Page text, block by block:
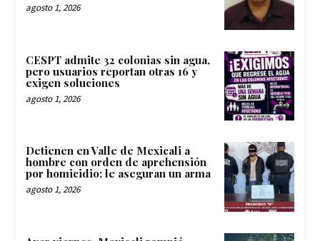
agosto 1, 2026
CESPT admite 32 colonias sin agua,
pero usuarios reportan otras 16 y
exigen soluciones
agosto 1, 2026
Detienen en Valle de Mexicali a
hombre con orden de aprehensión
por homicidio; le aseguran un arma
agosto 1, 2026